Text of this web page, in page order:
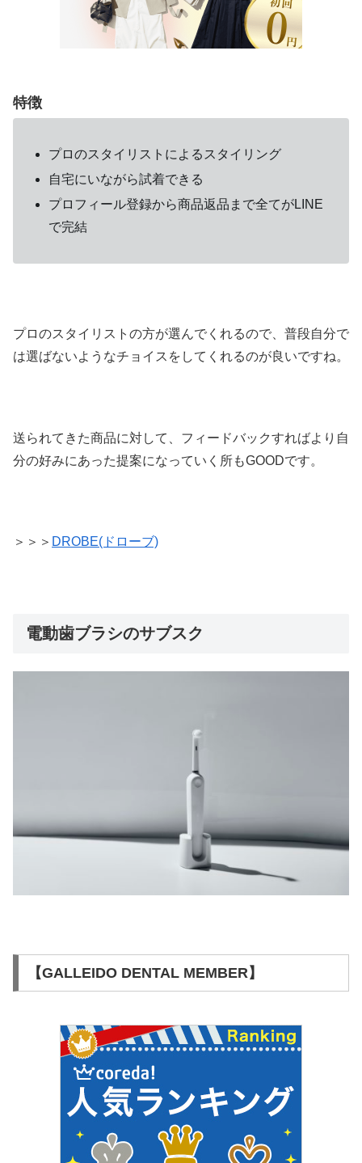
特徴
プロのスタイリストによるスタイリング
自宅にいながら試着できる
プロフィール登録から商品返品まで全てがLINE
で完結
プロのスタイリストの方が選んでくれるので、普段自分で
は選ばないようなチョイスをしてくれるのが良いですね。
送られてきた商品に対して、フィードバックすればより自
分の好みにあった提案になっていく所もGOODです。
＞＞＞ DROBE(ドローブ)
電動歯ブラシのサブスク
【GALLEIDO DENTAL MEMBER】